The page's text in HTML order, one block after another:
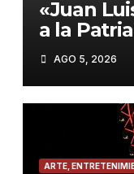
«Juan
a la
final a los
AGO 5, 2026
ARTE,